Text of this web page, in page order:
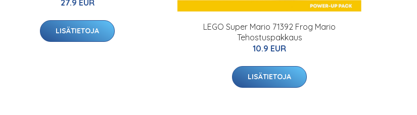
27.9 EUR
LISÄTIETOJA
LEGO Super Mario 71392 Frog Mario
Tehostuspakkaus
10.9 EUR
LISÄTIETOJA